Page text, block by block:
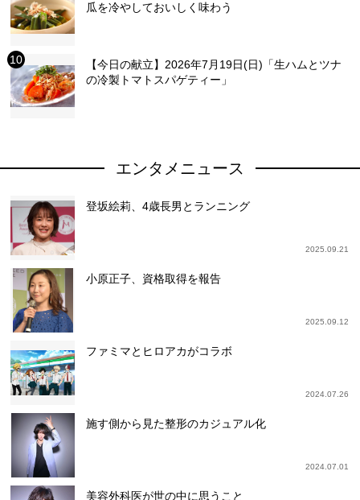
瓜を冷やしておいしく味わう
【今日の献立】2026年7月19日(日)「生ハムとツナ
の冷製トマトスパゲティー」
エンタメニュース
登坂絵莉、4歳長男とランニング
2025.09.21
小原正子、資格取得を報告
2025.09.12
ファミマとヒロアカがコラボ
2024.07.26
施す側から見た整形のカジュアル化
2024.07.01
美容外科医が世の中に思うこと